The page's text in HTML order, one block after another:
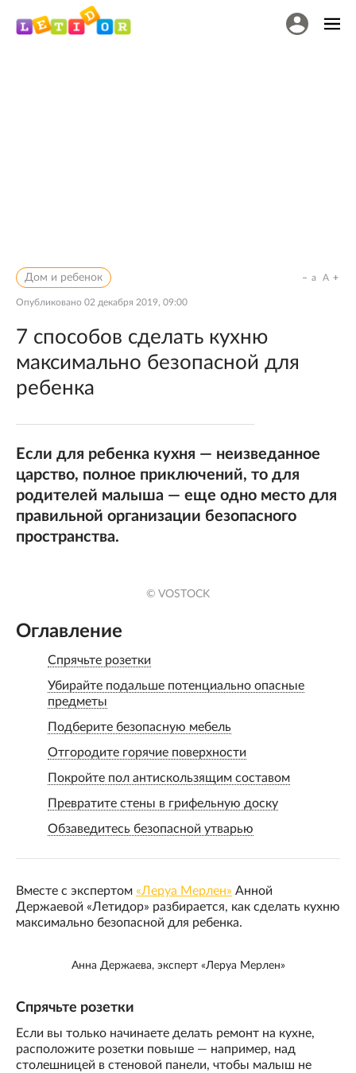
Дом и ребенок
Опубликовано 02 декабря 2019, 09:00
a A
7 способов сделать кухню
максимально безопасной для
ребенка
Если для ребенка кухня — неизведанное
царство, полное приключений, то для
родителей малыша — еще одно место для
правильной организации безопасного
пространства.
© VOSTOCK
Оглавление
Спрячьте розетки
Убирайте подальше потенциально опасные
предметы
Подберите безопасную мебель
Отгородите горячие поверхности
Покройте пол антискользящим составом
Превратите стены в грифельную доску
Обзаведитесь безопасной утварью
Вместе с экспертом «Леруа Мерлен» Анной
Держаевой «Летидор» разбирается, как сделать кухню
максимально безопасной для ребенка.
Анна Держаева, эксперт «Леруа Мерлен»
Спрячьте розетки
Если вы только начинаете делать ремонт на кухне,
расположите розетки повыше — например, над
столешницей в стеновой панели, чтобы малыш не